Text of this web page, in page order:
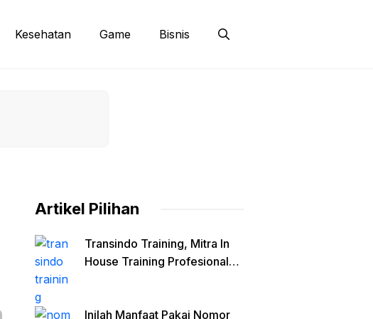
Kesehatan Game Bisnis
Artikel Pilihan
Transindo Training, Mitra In
House Training Profesional
Inilah Manfaat Pakai Nomor